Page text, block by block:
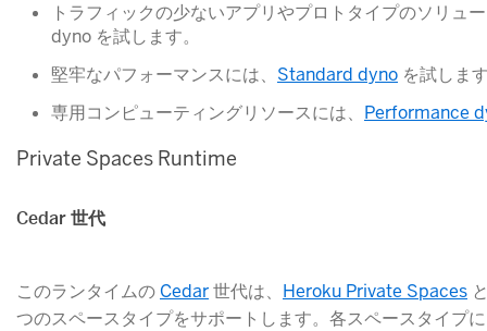
トラフィックの少ないアプリやプロトタイプのソリュ
dyno を試します。
堅牢なパフォーマンスには、 Standard dyno を試しま
専用コンピューティングリソースには、 Performance
Private Spaces Runtime
Cedar 世代
このランタイムの Cedar​ 世代は、 Heroku Private Spaces
つのスペースタイプをサポートします。各スペースタイプ